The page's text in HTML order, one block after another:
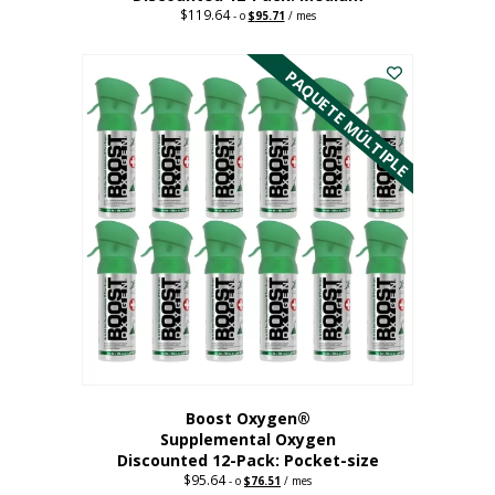
$119.64 -o Precio
$95.71 El
es:
95,71
dólares.
/ mes
tiene
múltiples
variantes.
Las
opciones
pueden
elegir
en
página
del
producto
PAQUETE MÚLTIPLE
Boost Oxygen®
Supplemental Oxygen
Discounted 12-Pack: Pocket-size
$95.64 - o Precio
$76.51 El
/ mes